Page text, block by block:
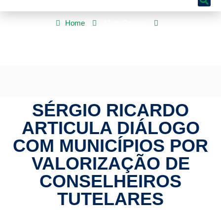
Home
SÉRGIO RICARDO
ARTICULA DIÁLOGO
COM MUNICÍPIOS POR
VALORIZAÇÃO DE
CONSELHEIROS
TUTELARES